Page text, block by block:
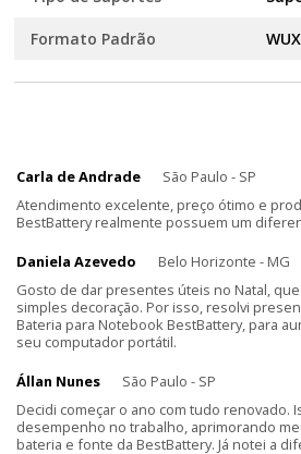
Formato Padrão
Carla de Andrade
São Paulo - SP
Atendimento excelente, preço ótimo e
BestBattery realmente possuem um
Daniela Azevedo
Belo Horizonte - MG
Gosto de dar presentes úteis no Natal,
simples decoração. Por isso, resolvi
Bateria para Notebook BestBattery, para
seu computador portátil.
Állan Nunes
São Paulo - SP
Decidi começar o ano com tudo renovado.
desempenho no trabalho, aprimorando
bateria e fonte da BestBattery. Já notei a